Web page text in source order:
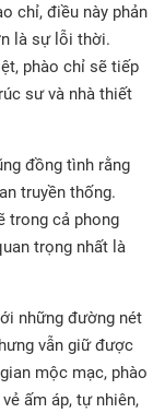
chỉ, điều này phản
là sự lỗi thời.
phào chỉ sẽ tiếp
sư và nhà thiết
đồng tình rằng
truyền thống.
trong cả phong
trọng nhất là
những đường nét
vẫn giữ được
mộc mạc, phào
ấm áp, tự nhiên,